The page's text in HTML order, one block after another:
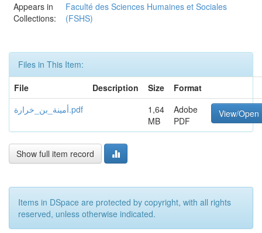
Appears in
Collections:
Faculté des Sciences Humaines et Sociales
(FSHS)
Files in This Item:
File
Description Size
Format
أمينة_بن_خرارة.pdf
1,64
MB
Adobe
PDF
View/Open
Show full item record
Items in DSpace are protected by copyright, with all rights
reserved, unless otherwise indicated.